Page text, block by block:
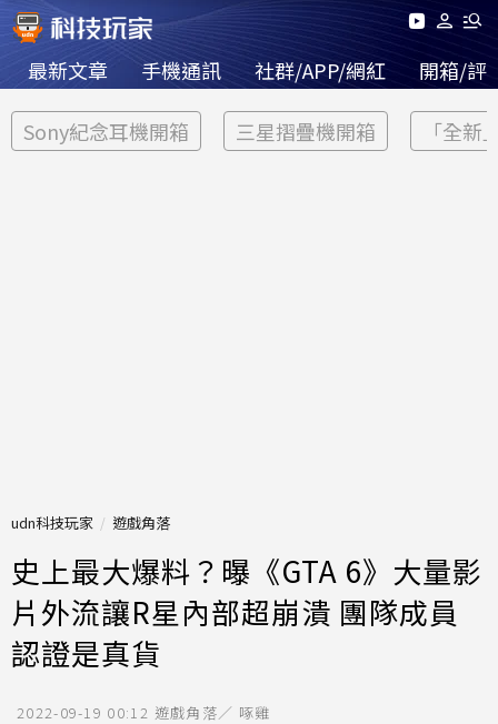
最新文章 手機通訊 社群/APP/網紅 開箱/評
Sony紀念耳機開箱 三星摺疊機開箱 「全新
udn科技玩家 遊戲角落
史上最大爆料？曝《GTA 6》大量影
片外流讓R星內部超崩潰 團隊成員
認證是真貨
2022-09-19 00:12 遊戲角落／ 啄雞